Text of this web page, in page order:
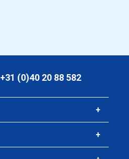
+31 (0)40 20 88 582